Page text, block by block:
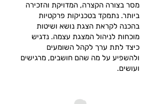
מסר בצורה הקצרה, המדויקת והזכירה
ביותר. נתמקד בטכניקות פרקטיות
בהכנה לקראת הצגת נושא ושיטות
מוכחות לניהול המצגת עצמה. נדגיש
כיצד לתת ערך לקהל השומעים
ולהשפיע על מה שהם חושבים, מרגישים
ועושים.